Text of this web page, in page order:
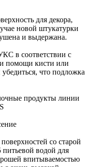
для декора,
новой штукатурки
и выдержана.
в соответствии с
помощи кисти или
что подложка
продукты линии
со старой
питьевой водой для
впитываемостью